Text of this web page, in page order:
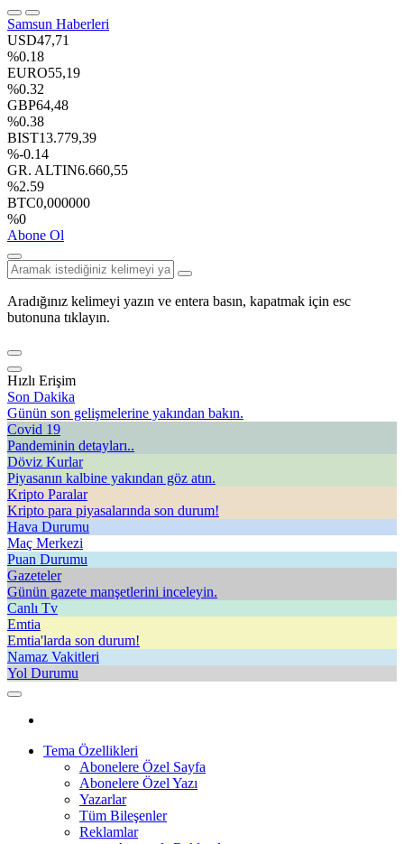
Samsun Haberleri
USD47,71
%0.18
EURO55,19
%0.32
GBP64,48
%0.38
BIST13.779,39
%-0.14
GR. ALTIN6.660,55
%2.59
BTC0,000000
%0
Abone Ol
Aradığınız kelimeyi yazın ve entera basın, kapatmak için esc
butonuna tıklayın.
Hızlı Erişim
Son Dakika
Günün son gelişmelerine yakından bakın.
Covid 19
Pandeminin detayları..
Döviz Kurlar
Piyasanın kalbine yakından göz atın.
Kripto Paralar
Kripto para piyasalarında son durum!
Hava Durumu
Maç Merkezi
Puan Durumu
Gazeteler
Günün gazete manşetlerini inceleyin.
Canlı Tv
Emtia
Emtia'larda son durum!
Namaz Vakitleri
Yol Durumu
Tema Özellikleri
Abonelere Özel Sayfa
Abonelere Özel Yazı
Yazarlar
Tüm Bileşenler
Reklamlar